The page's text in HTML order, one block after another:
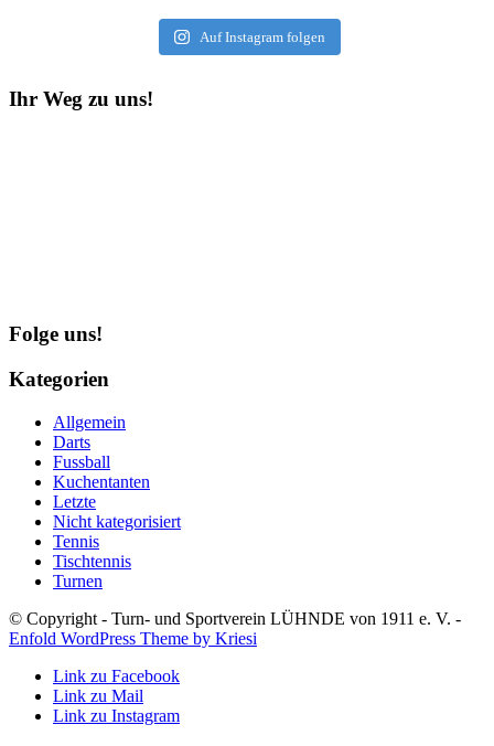
Auf Instagram folgen
Ihr Weg zu uns!
Folge uns!
Kategorien
Allgemein
Darts
Fussball
Kuchentanten
Letzte
Nicht kategorisiert
Tennis
Tischtennis
Turnen
© Copyright - Turn- und Sportverein LÜHNDE von 1911 e. V. -
Enfold WordPress Theme by Kriesi
Link zu Facebook
Link zu Mail
Link zu Instagram